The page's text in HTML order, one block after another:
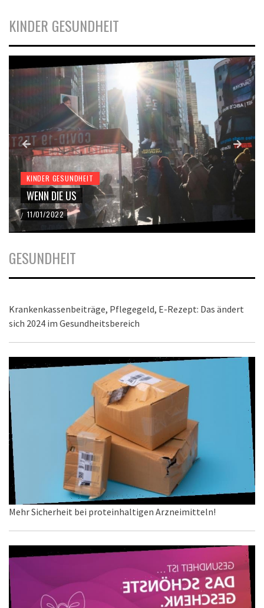
KINDER GESUNDHEIT
KINDER GESUNDHEIT
WENN DIE US
/ 11/01/2022
GESUNDHEIT
Krankenkassenbeiträge, Pflegegeld, E-Rezept: Das ändert
sich 2024 im Gesundheitsbereich
Mehr Sicherheit bei proteinhaltigen Arzneimitteln!